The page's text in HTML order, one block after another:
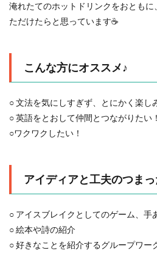
淹れたてのホットドリンクをおとも
ただけたらと思っています☕
こんな方にオススメ♪
○ 文法を気にしすぎず、とにかく楽し
○ 英語をとおして仲間とつながりたい！
○ワクワクしたい！
アイディアと工夫のつま
○ アイスブレイクとしてのゲーム、手
○ 絵本や詩の紹介
○ 好きなことを紹介するグループワー